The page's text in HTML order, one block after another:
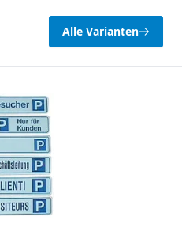
Alle Varianten